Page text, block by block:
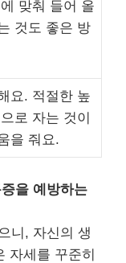
맞춰 들어 올
것도 좋은 방
요. 적절한 높
로 자는 것이
을 줘요.
을 예방하는
니, 자신의 생
자세를 꾸준히